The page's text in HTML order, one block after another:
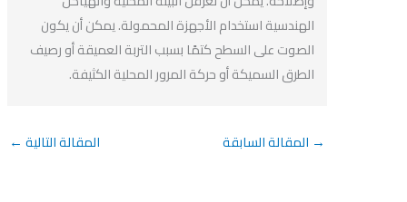
الهندسية استخدام الأجهزة المحمولة. يمكن أن يكون
الصوت على السطح كتمًا بسبب التربة العميقة أو رصيف
الطرق السميكة أو حركة المرور المحلية الكثيفة.
المقالة السابقة المقالة التالية←